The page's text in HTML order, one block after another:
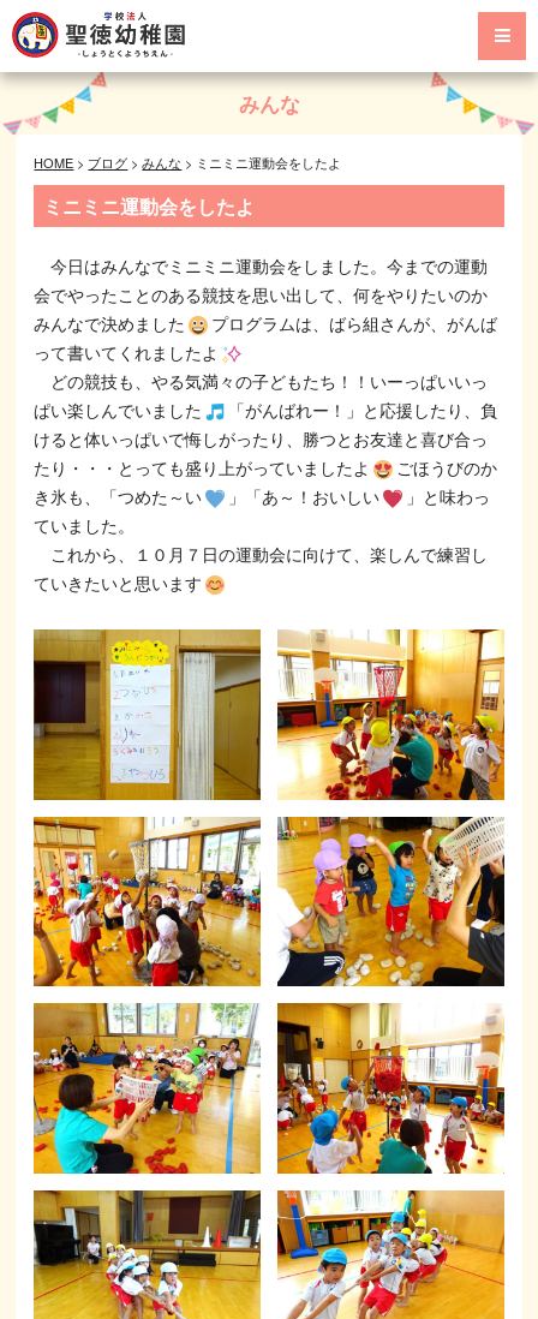
みんな
HOME > ブログ >みんな > ミニミニ運動会をしたよ
ミニミニ運動会をしたよ
今日はみんなでミニミニ運動会をしました。今までの運動
会でやったことのある競技を思い出して、何をやりたいのか
みんなで決めました
プログラムは、ばら組さんが、がんば
って書いてくれましたよ
どの競技も、やる気満々の子どもたち！！いーっぱいいっ
ぱい楽しんでいました
「がんばれー！」と応援したり、負
けると体いっぱいで悔しがったり、勝つとお友達と喜び合っ
たり・・・とっても盛り上がっていましたよ
ごほうびのか
き氷も、「つめた～い
」「あ～！おいしい
」と味わっ
ていました。
これから、１０月７日の運動会に向けて、楽しんで練習し
ていきたいと思います